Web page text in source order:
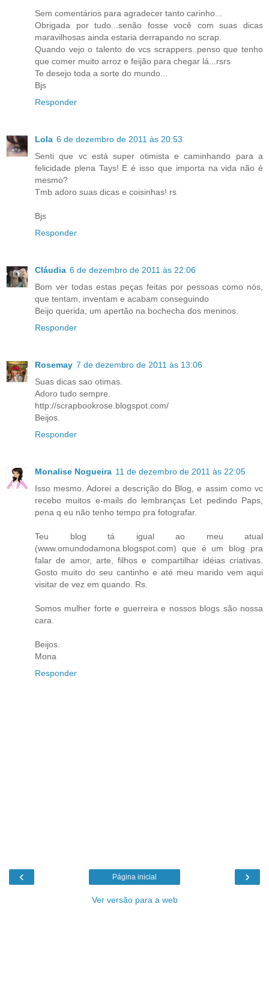
Sem comentários para agradecer tanto carinho...
Obrigada por tudo...senão fosse você com suas dicas
maravilhosas ainda estaria derrapando no scrap.
Quando vejo o talento de vcs scrappers..penso que tenho
que comer muito arroz e feijão para chegar lá...rsrs
Te desejo toda a sorte do mundo...
Bjs
Responder
Lola 6 de dezembro de 2011 às 20:53
Senti que vc está super otimista e caminhando para a
felicidade plena Tays! E é isso que importa na vida não é
mesmo?
Tmb adoro suas dicas e coisinhas! rs
Bjs
Responder
Cláudia 6 de dezembro de 2011 às 22:06
Bom ver todas estas peças feitas por pessoas como nós,
que tentam, inventam e acabam conseguindo
Beijo querida, um apertão na bochecha dos meninos.
Responder
Rosemay 7 de dezembro de 2011 às 13:06
Suas dicas sao otimas.
Adoro tudo sempre.
http://scrapbookrose.blogspot.com/
Beijos.
Responder
Monalise Nogueira 11 de dezembro de 2011 às 22:05
Isso mesmo. Adorei a descrição do Blog, e assim como vc
recebo muitos e-mails do lembranças Let pedindo Paps,
pena q eu não tenho tempo pra fotografar.
Teu blog tá igual ao meu atual
(www.omundodamona.blogspot.com) que é um blog pra
falar de amor, arte, filhos e compartilhar idéias criativas.
Gosto muito do seu cantinho e até meu marido vem aqui
visitar de vez em quando. Rs.
Somos mulher forte e guerreira e nossos blogs são nossa
cara.
Beijos.
Mona
Responder
‹ ›
Página inicial
Ver versão para a web